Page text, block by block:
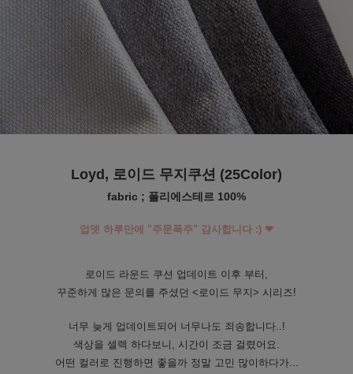
Loyd, 로이드 무지쿠션 (25Color)
fabric ; 폴리에스테르 100%
업뎃 하루만에 "주문폭주" 감사합니다 :) ❤
로이드 라운드 쿠션 업데이트 이후 부터,
꾸준하게 많은 문의를 주셨던 <로이드 무지> 시리즈!
너무 늦게 업데이트되어 너무나도 죄송합니다..!
색상을 셀렉 하다보니, 시간이 조금 걸렸어요.
어떤 컬러로 진행하면 좋을까 정말 고민 많이하다가...